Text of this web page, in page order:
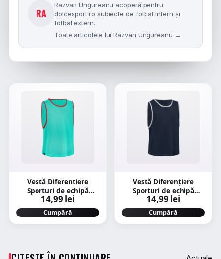
RA
Razvan Ungureanu acoperă pentru
dolcesport.ro subiecte de fotbal intern și
fotbal extern.
Toate articolele lui Razvan Ungureanu →
Vestă Diferențiere
Sporturi de echipă
Turcoaz Copii
14,99 lei
Cumpără
Vestă Diferențiere
Sporturi de echipă
Albastru Copii
14,99 lei
Cumpără